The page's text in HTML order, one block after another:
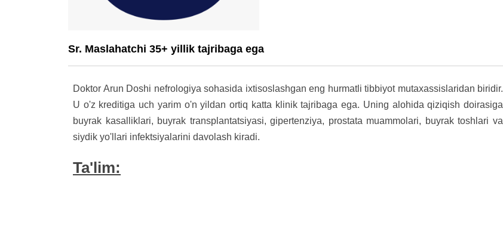
Sr. Maslahatchi 35+ yillik tajribaga ega
Doktor Arun Doshi nefrologiya sohasida ixtisoslashgan eng hurmatli tibbiyot mutaxassislaridan biridir.
U o'z kreditiga uch yarim o'n yildan ortiq katta klinik tajribaga ega. Uning alohida qiziqish doirasiga
buyrak kasalliklari, buyrak transplantatsiyasi, gipertenziya, prostata muammolari, buyrak toshlari va
siydik yo'llari infektsiyalarini davolash kiradi.
Ta'lim: